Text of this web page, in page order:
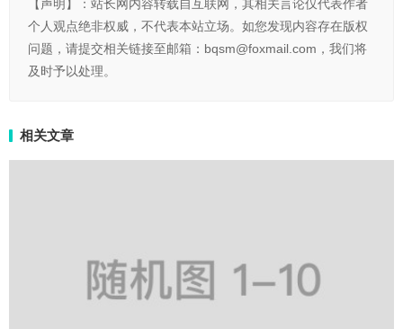
【声明】：站长网内容转载自互联网，其相关言论仅代表作者
个人观点绝非权威，不代表本站立场。如您发现内容存在版权
问题，请提交相关链接至邮箱：bqsm@foxmail.com，我们将
及时予以处理。
相关文章